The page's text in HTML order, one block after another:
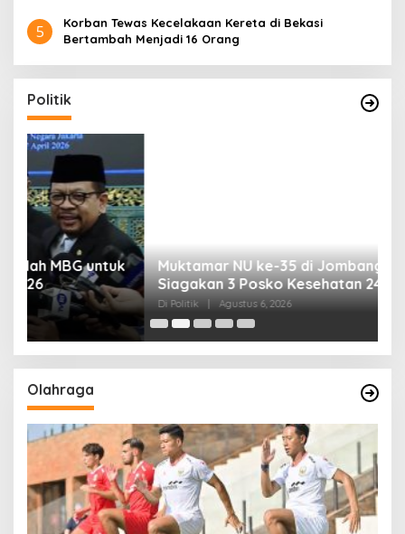
5
Korban Tewas Kecelakaan Kereta di Bekasi
Bertambah Menjadi 16 Orang
Politik
Muktamar NU ke-35 di Jombang, Panitia
Siagakan 3 Posko Kesehatan 24 Jam
Di Politik | Agustus 6, 2026
Olahraga